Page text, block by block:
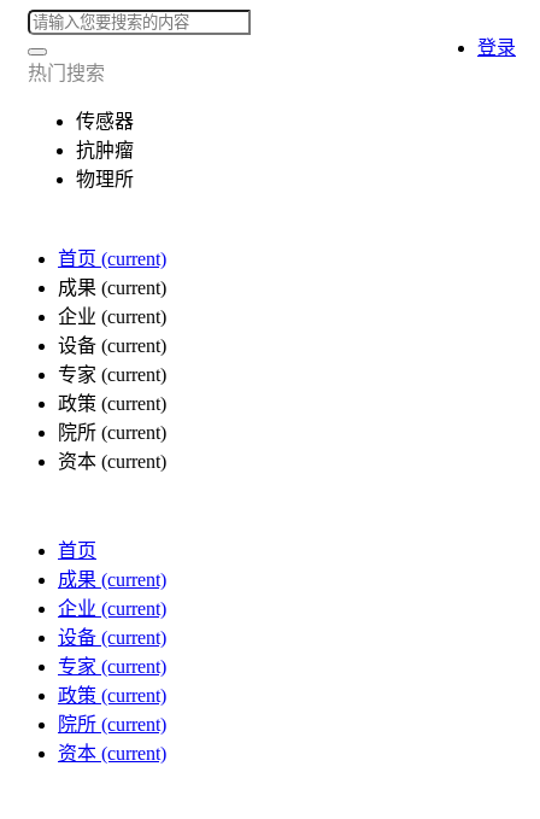
热门搜索
传感器
抗肿瘤
物理所
首页 (current)
成果 (current)
企业 (current)
设备 (current)
专家 (current)
政策 (current)
院所 (current)
资本 (current)
登录
首页
成果 (current)
企业 (current)
设备 (current)
专家 (current)
政策 (current)
院所 (current)
资本 (current)